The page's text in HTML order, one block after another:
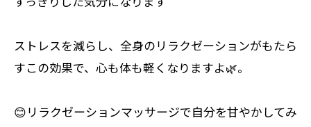
ストレスを減らし、全身のリラクゼーションがもたら
すこの効果で、心も体も軽くなりますよ🌿。
😊リラクゼーションマッサージで自分を甘やかしてみ